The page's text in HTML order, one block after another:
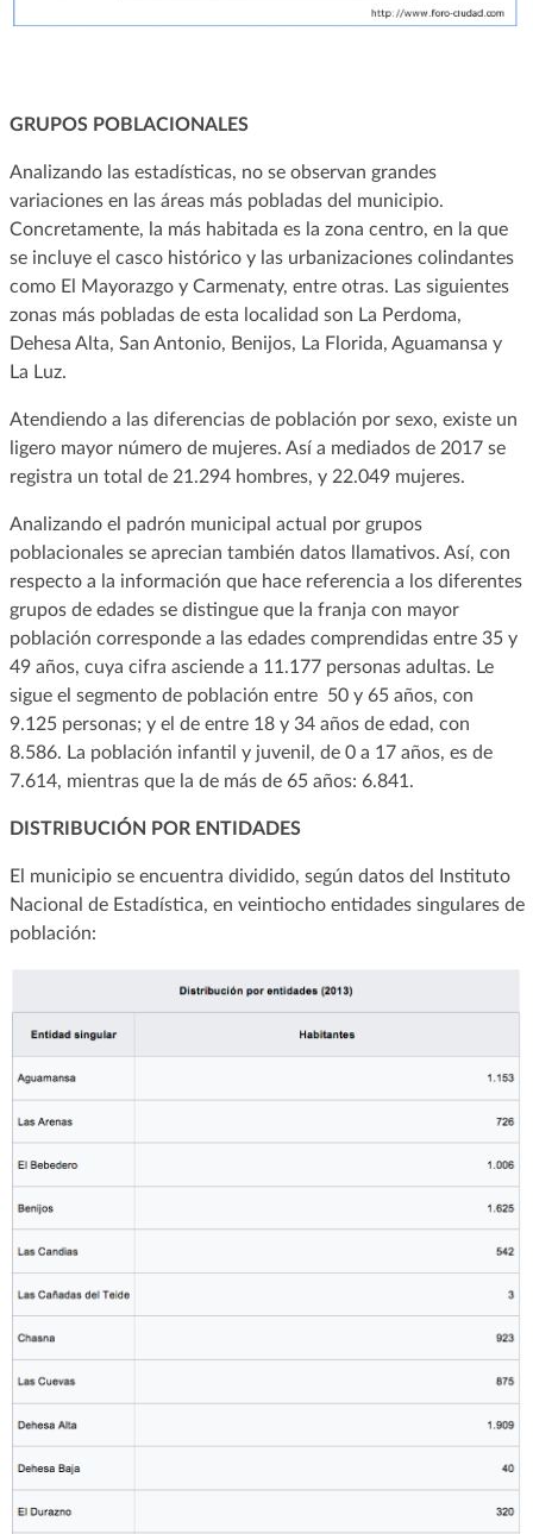
GRUPOS POBLACIONALES
Analizando las estadísticas, no se observan grandes
variaciones en las áreas más pobladas del municipio.
Concretamente, la más habitada es la zona centro, en la que
se incluye el casco histórico y las urbanizaciones colindantes
como El Mayorazgo y Carmenaty, entre otras. Las siguientes
zonas más pobladas de esta localidad son La Perdoma,
Dehesa Alta, San Antonio, Benijos, La Florida, Aguamansa y
La Luz.
Atendiendo a las diferencias de población por sexo, existe un
ligero mayor número de mujeres. Así a mediados de 2017 se
registra un total de 21.294 hombres, y 22.049 mujeres.
Analizando el padrón municipal actual por grupos
poblacionales se aprecian también datos llamativos. Así, con
respecto a la información que hace referencia a los diferentes
grupos de edades se distingue que la franja con mayor
población corresponde a las edades comprendidas entre 35 y
49 años, cuya cifra asciende a 11.177 personas adultas. Le
sigue el segmento de población entre 50 y 65 años, con
9.125 personas; y el de entre 18 y 34 años de edad, con
8.586. La población infantil y juvenil, de 0 a 17 años, es de
7.614, mientras que la de más de 65 años: 6.841.
DISTRIBUCIÓN POR ENTIDADES
El municipio se encuentra dividido, según datos del Instituto
Nacional de Estadística, en veintiocho entidades singulares de
población: